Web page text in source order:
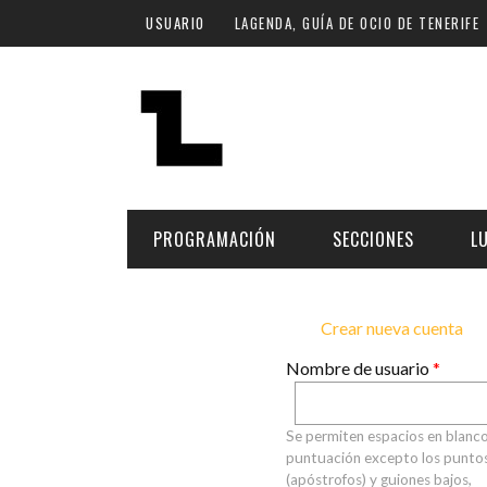
Pasar al contenido principal
USUARIO LAGENDA, GUÍA DE OCIO DE TENERIFE
PROGRAMACIÓN SECCIONES
MÚSICA
ESCÉNICAS
CULTURA
GASTRONOMÍA
Crear nueva cuenta
Nombre de usuario*
Se permiten espacios en
puntuación excepto los
(apóstrofos) y guiones bajos,